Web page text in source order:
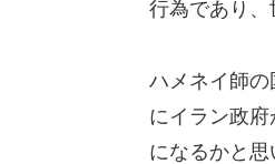
行為であり、
ハメネイ師
にイラン政
になるかと思